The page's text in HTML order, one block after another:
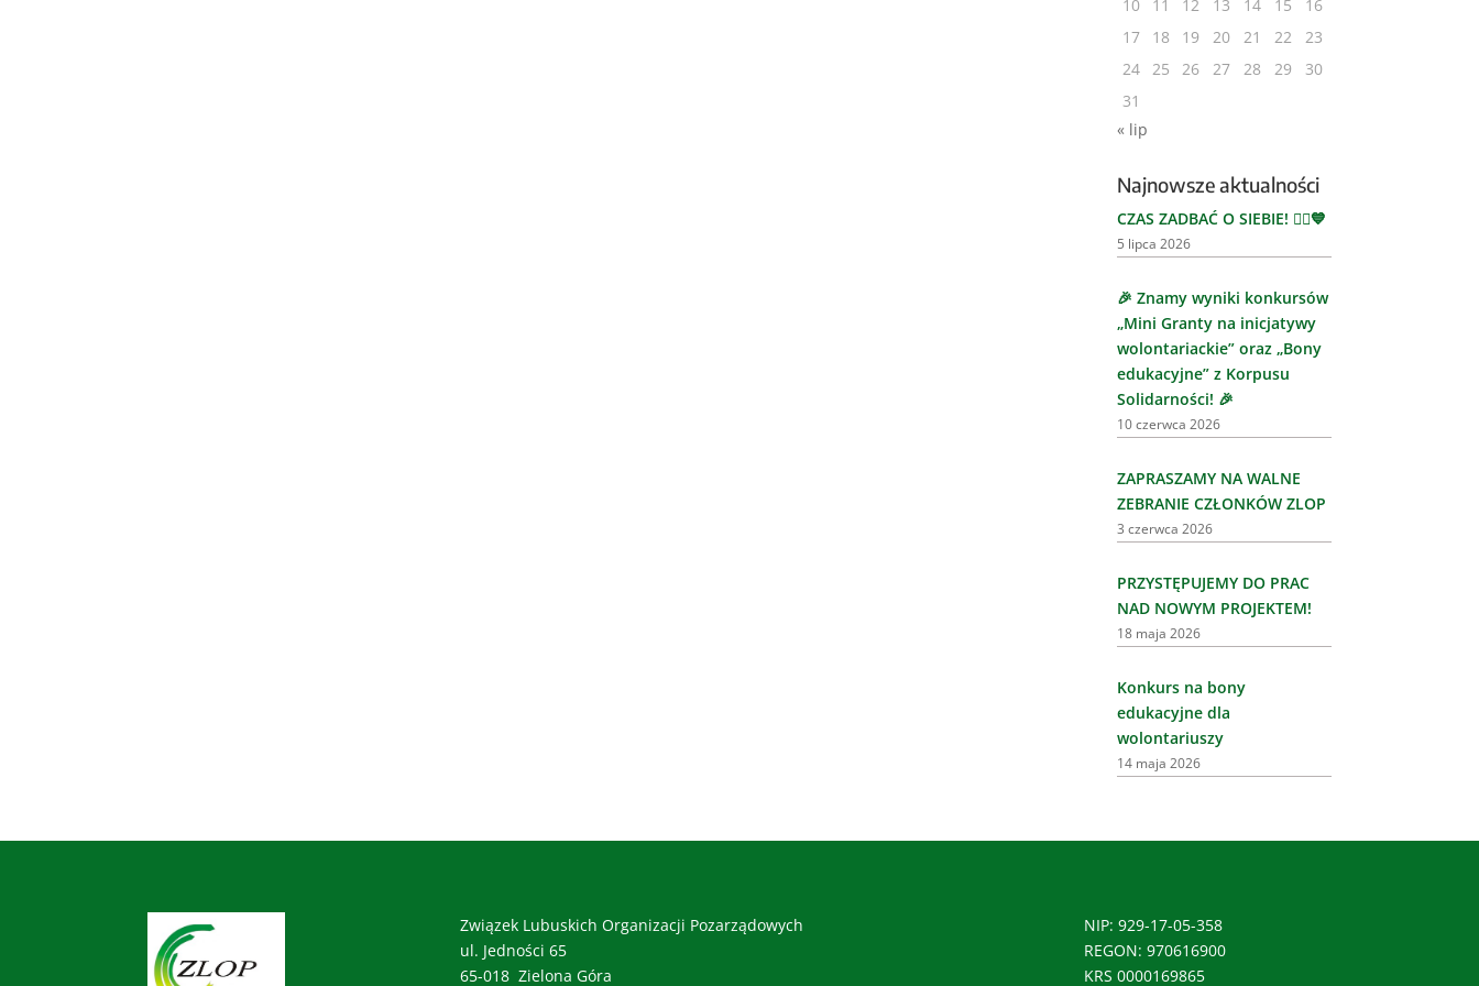
10
11 12 13 14 15
16
17
18 19 20 21 22
23
24 25 26 27 28 29
30
31
« lip
Najnowsze aktualności
CZAS ZADBAĆ O SIEBIE! 🏃‍♂️💙
5 lipca 2026
🎉 Znamy wyniki konkursów
„Mini Granty na inicjatywy
wolontariackie” oraz „Bony
edukacyjne” z Korpusu
Solidarności! 🎉
10 czerwca 2026
ZAPRASZAMY NA WALNE
ZEBRANIE CZŁONKÓW ZLOP
3 czerwca 2026
PRZYSTĘPUJEMY DO PRAC
NAD NOWYM PROJEKTEM!
18 maja 2026
Konkurs na bony
edukacyjne dla
wolontariuszy
14 maja 2026
Związek Lubuskich Organizacji Pozarządowych
ul. Jedności 65
65-018 Zielona Góra
NIP: 929-17-05-358
REGON: 970616900
KRS 0000169865